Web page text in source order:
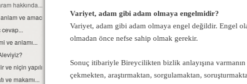
hakkında...
ve amacı.
cevap...
ve anlamı...
ve niçin yapılır?
ve makamı...
Variyet, adam gibi adam olmaya engelmidir?
Variyet, adam gibi adam olmaya engel değildir. Engel
olmadan önce nefse sahip olmak gerekir.
Sonuç itibariyle Bireycilikten bizlik anlayışına
çekmekten, araştırmaktan, sorgulamaktan,